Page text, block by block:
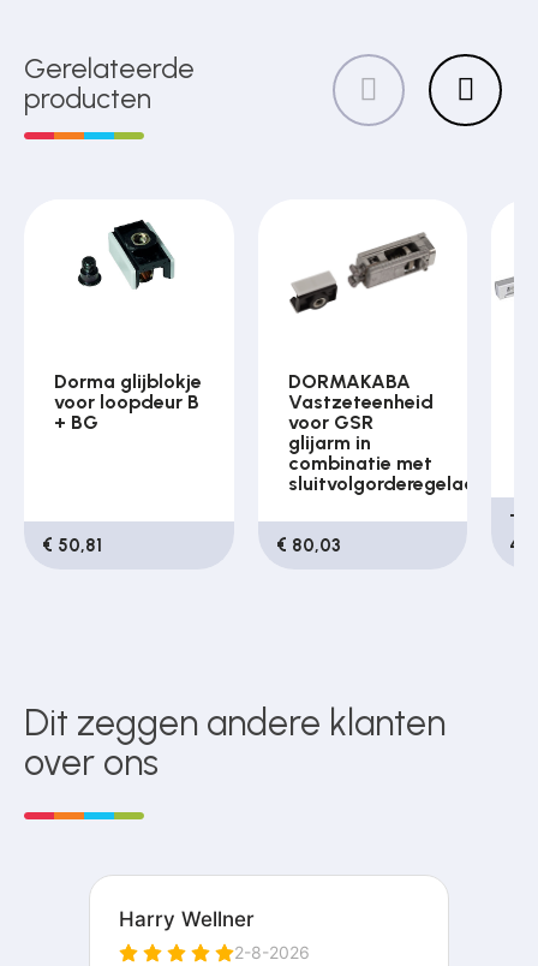
Gerelateerde
producten
Dorma glijblokje
voor loopdeur B
+ BG
€ 50,81
DORMAKABA
Vastzeteenheid
voor GSR
glijarm in
combinatie met
sluitvolgorderegelaar
€ 80,03
Dit zeggen andere klanten
over ons